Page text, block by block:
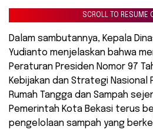
SCROLL TO RESUME
Dalam sambutannya, Kepala
Yudianto menjelaskan bahwa
Peraturan Presiden Nomor 97
Kebijakan dan Strategi Nasional
Rumah Tangga dan Sampah
Pemerintah Kota Bekasi terus
pengelolaan sampah yang